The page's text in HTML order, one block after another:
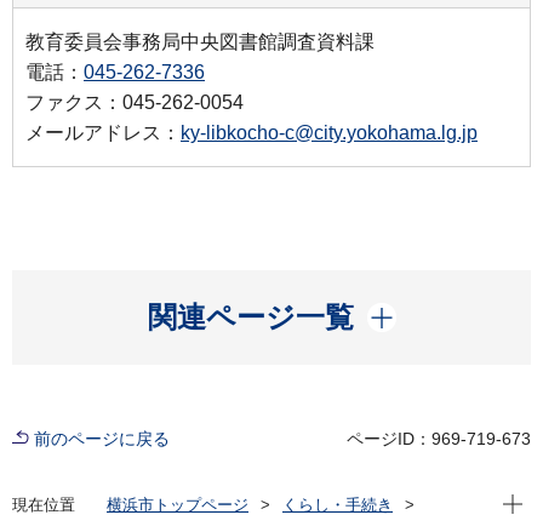
教育委員会事務局中央図書館調査資料課
電話： 045-262-7336
ファクス：045-262-0054
メールアドレス： ky-libkocho-c@city.yokohama.lg.jp
関連ページ一覧
開く
前のページに戻る ページID：969-719-673
現在位置 横浜市トップページ
くらし・手続き
現在